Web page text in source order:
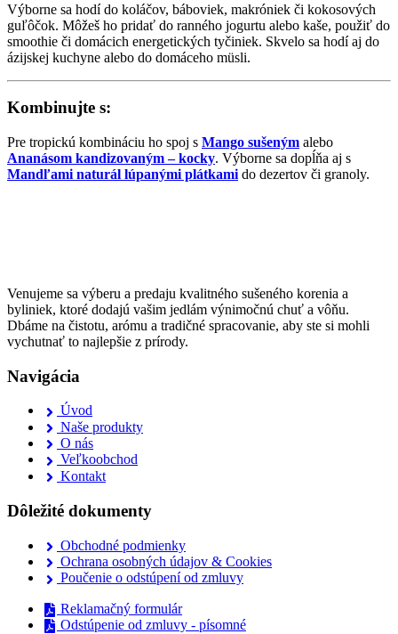
Výborne sa hodí do koláčov, báboviek, makróniek či kokosových
guľôčok. Môžeš ho pridať do ranného jogurtu alebo kaše, použiť do
smoothie či domácich energetických tyčiniek. Skvelo sa hodí aj do
ázijskej kuchyne alebo do domáceho müsli.
Kombinujte s:
Pre tropickú kombináciu ho spoj s Mango sušeným alebo
Ananásom kandizovaným – kocky. Výborne sa dopĺňa aj s
Mandľami naturál lúpanými plátkami do dezertov či granoly.
Venujeme sa výberu a predaju kvalitného sušeného korenia a
byliniek, ktoré dodajú vašim jedlám výnimočnú chuť a vôňu.
Dbáme na čistotu, arómu a tradičné spracovanie, aby ste si mohli
vychutnať to najlepšie z prírody.
Navigácia
Úvod
Naše produkty
O nás
Veľkoobchod
Kontakt
Dôležité dokumenty
Obchodné podmienky
Ochrana osobných údajov & Cookies
Poučenie o odstúpení od zmluvy
Reklamačný formulár
Odstúpenie od zmluvy - písomné